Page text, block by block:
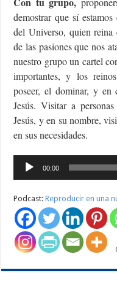
demostrar que sí
del Universo, quien
de las pasiones que nos
nuestro grupo un cartel
importantes, y los
poseer, el dominar, y en
Jesús. Visitar a
Jesús, y en su nombre,
en sus necesidades.
Reproductor
00:00
Podcast:Reproducir en una